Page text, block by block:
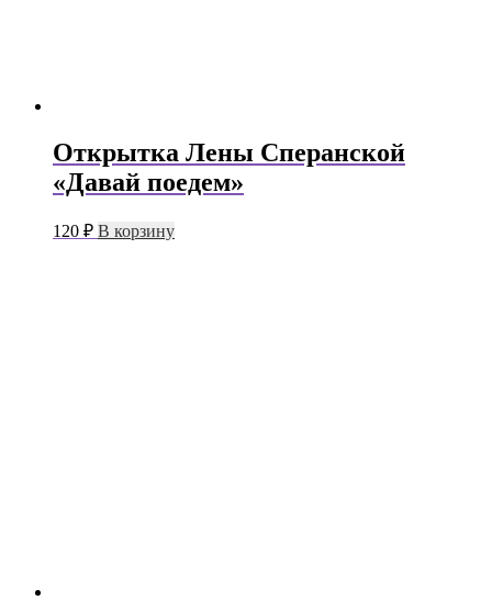
Открытка Лены Сперанской
«Давай поедем»
120 ₽ В корзину